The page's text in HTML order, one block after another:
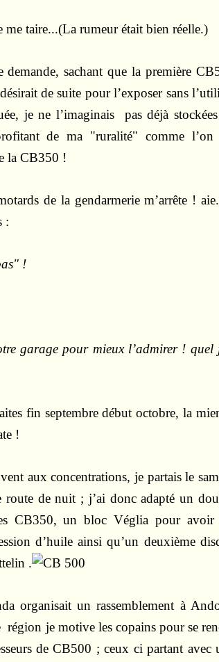
taire...(La rumeur était bien réelle.)
sachant que la première
de suite pour l’exposer sans
je ne l’imaginais pas déjà
de ma "ruralité" comme
la CB350 !
de la gendarmerie m’arrête !
:
!
garage pour mieux l’admirer !
fin septembre début octobre, la
!
aux concentrations, je partais le
route de nuit ; j’ai donc adapté un
CB350, un bloc Véglia pour avoir
d’huile ainsi qu’un deuxième
.
organisait un rassemblement à
je motive les copains pour se
de CB500 ; ceux ci partant avec